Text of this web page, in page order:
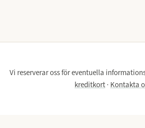
Vi reserverar oss för eventuella
kreditkort · Kontakta